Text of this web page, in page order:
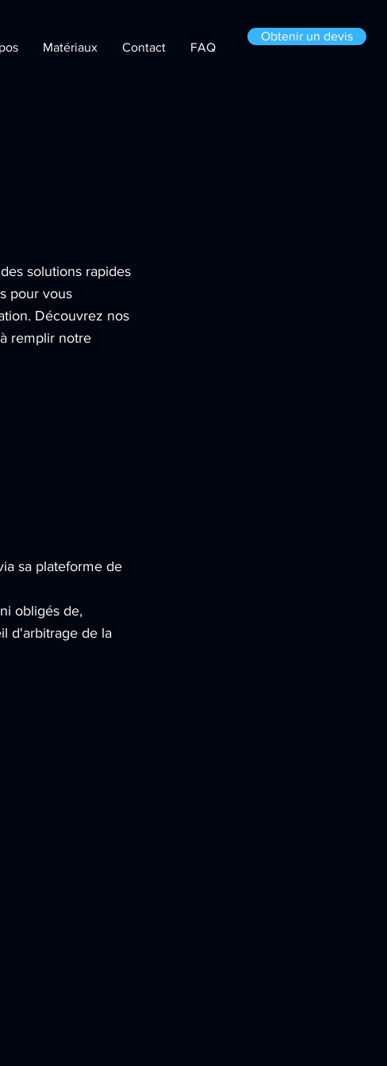
Matériaux Contact FAQ
Obtenir un devis
solutions rapides
pour vous
Découvrez nos
remplir notre
sa plateforme de
obligés de,
d'arbitrage de la